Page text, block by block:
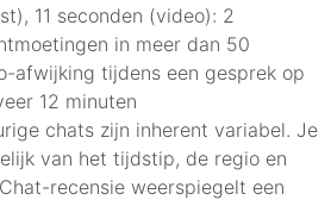
11 seconden (video): 2
in meer dan 50
afwijking tijdens een gesprek op
12 minuten
chats zijn inherent variabel. Je
van het tijdstip, de regio en
recensie weerspiegelt een